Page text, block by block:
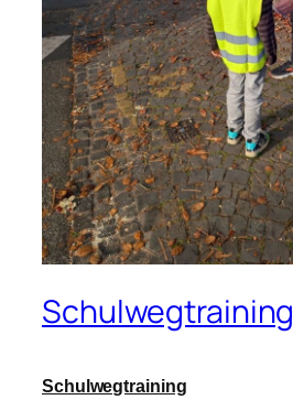
Schulwegtraining
Schulwegtraining